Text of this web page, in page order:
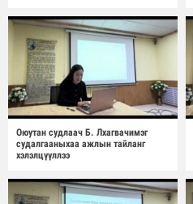
Оюутан судлаач Б. Лхагвачимэг
судалгааныхаа ажлын тайланг
хэлэлцүүллээ